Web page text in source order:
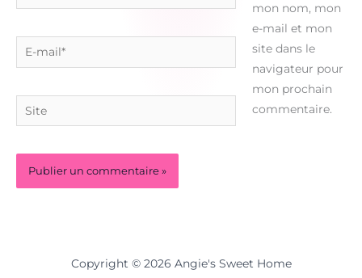
E-
mail*
Site
mon nom, mon
e-mail et mon
site dans le
navigateur pour
mon prochain
commentaire.
Copyright © 2026 Angie's Sweet Home